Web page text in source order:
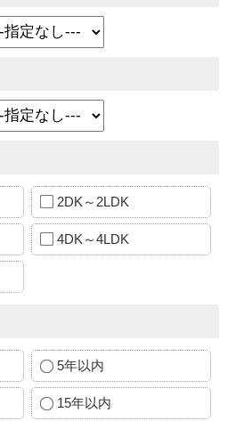
2DK～2LDK
4DK～4LDK
5年以内
15年以内